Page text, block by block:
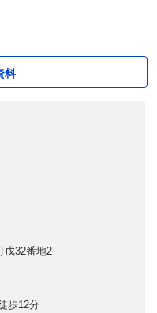
料
戊32番地2
歩12分